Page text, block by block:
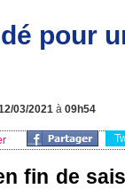
pour
03/2021 à 09h54
fin de